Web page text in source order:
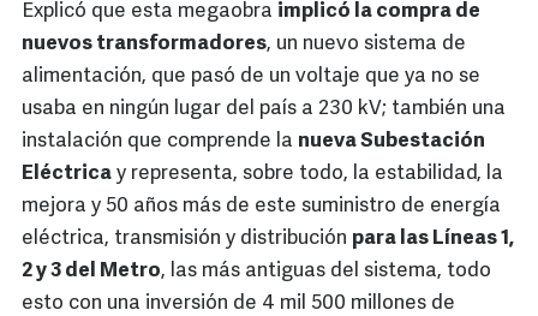
Explicó que esta megaobra implicó la compra de
nuevos transformadores, un nuevo sistema de
alimentación, que pasó de un voltaje que ya no se
usaba en ningún lugar del país a 230 kV; también una
instalación que comprende la nueva Subestación
Eléctrica y representa, sobre todo, la estabilidad, la
mejora y 50 años más de este suministro de energía
eléctrica, transmisión y distribución para las Líneas 1,
2 y 3 del Metro, las más antiguas del sistema, todo
esto con una inversión de 4 mil 500 millones de